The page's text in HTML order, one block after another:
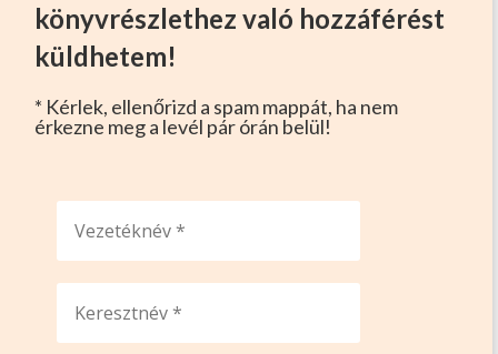
könyvrészlethez való hozzáférést
küldhetem!
* Kérlek, ellenőrizd a spam mappát, ha nem
érkezne meg a levél pár órán belül!